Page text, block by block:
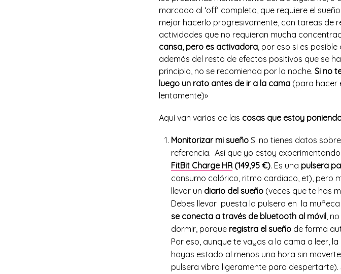
marcado al ‘off’ completo, que requiere el
mejor hacerlo progresivamente, con tareas de
actividades que no requieran mucha
cansa, pero es activadora, por eso si es posible
además del resto de efectos positivos que se
principio, no se recomienda por la noche. Si no
luego un rato antes de ir a la cama (para hacer
lentamente)»
Aquí van varias de las cosas que estoy
Monitorizar mi sueño Si no tienes datos
referencia. Así que yo estoy
FitBit Charge HR(149,95 €). Es una pulsera
consumo calórico, ritmo cardiaco, et), pero
llevar un diario del sueño (veces que te has
Debes llevar puesta la pulsera en la
se conecta a través de bluetooth al móvil,
dormir, porque registra el sueño de forma
Por eso, aunque te vayas a la cama a leer,
hayas estado al menos una hora sin
pulsera vibra ligeramente para